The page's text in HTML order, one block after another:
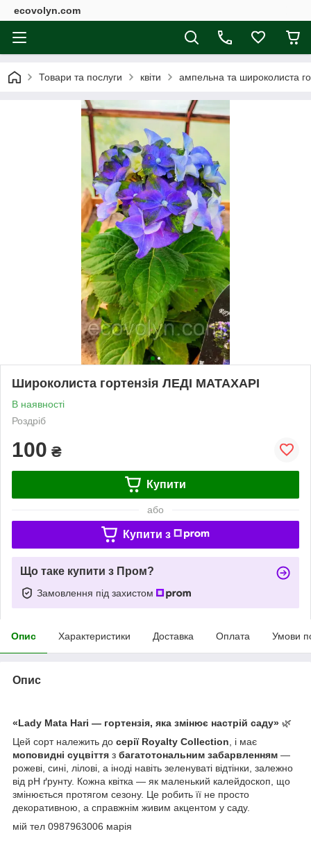
ecovolyn.com
Товари та послуги квіти ампельна та широколиста
Широколиста гортензія ЛЕДІ МАТАХАРІ
В наявності
Роздріб
100 ₴
Купити
або
Купити з
Що таке купити з Пром?
Замовлення під захистом
Опис Характеристики Доставка Оплата Умови
Опис
«Lady Mata Hari — гортензія, яка змінює настрій саду» 🌿
Цей сорт належить до серії Royalty Collection , і має
моповидні суцвіття з багатотональним забарвленням —
рожеві, сині, лілові, а іноді навіть зеленуваті відтінки, залежно
від pH ґрунту. Кожна квітка — як маленький калейдоскоп, що
змінюється протягом сезону. Це робить її не просто
декоративною, а справжнім живим акцентом у саду.
мій тел 0987963006 марія